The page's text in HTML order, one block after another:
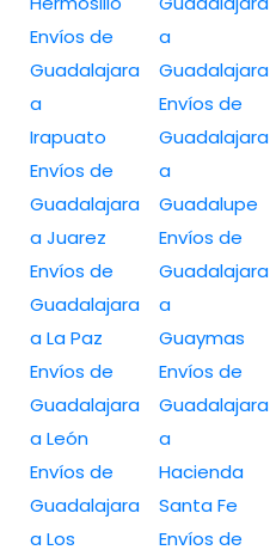
Envíos de
Guadalajara
a
Irapuato
Envíos de
Guadalajara
a Juarez
Envíos de
Guadalajara
a La Paz
Envíos de
Guadalajara
a León
Envíos de
Guadalajara
a Los
a
Guadalajara
Envíos de
Guadalajara
a
Guadalupe
Envíos de
Guadalajara
a
Guaymas
Envíos de
Guadalajara
a
Hacienda
Santa Fe
Envíos de